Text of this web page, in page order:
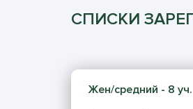
СПИСКИ
Жен/средний - 8 уч.